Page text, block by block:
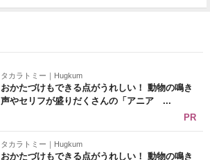
タカラトミー｜Hugkum
おかたづけもできる点がうれしい！ 動物の鳴き
声やセリフが盛りだくさんの「アニア ...
PR
タカラトミー｜Hugkum
おかたづけもできる点がうれしい！ 動物の鳴き